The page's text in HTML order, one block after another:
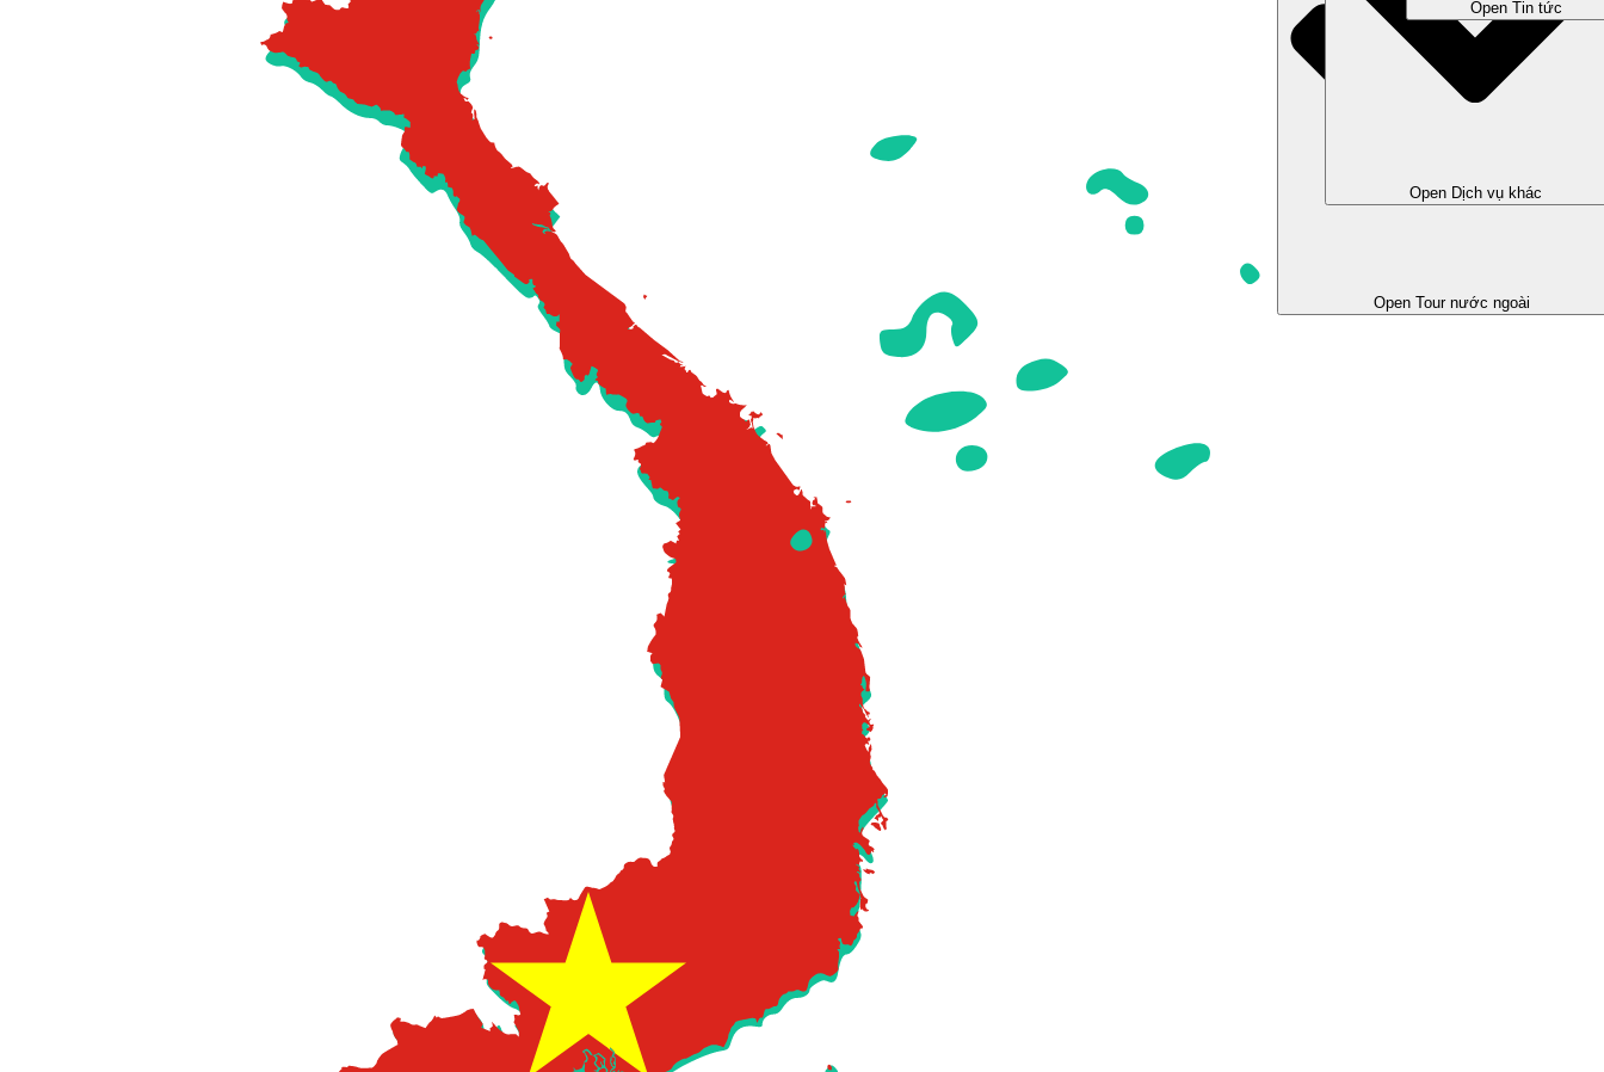
Open Tour nước ngoài
Open Dịch vụ khác
Open Tin tức